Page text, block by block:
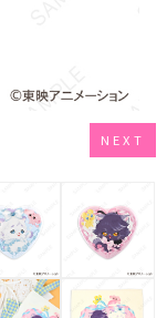
NEXT